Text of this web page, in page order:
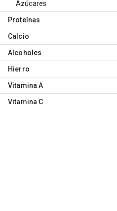
Azúcares
Proteínas
Calcio
Alcoholes
Hierro
Vitamina A
Vitamina C